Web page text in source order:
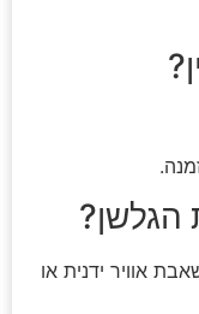
הגלשן?
אוויר ידנית או